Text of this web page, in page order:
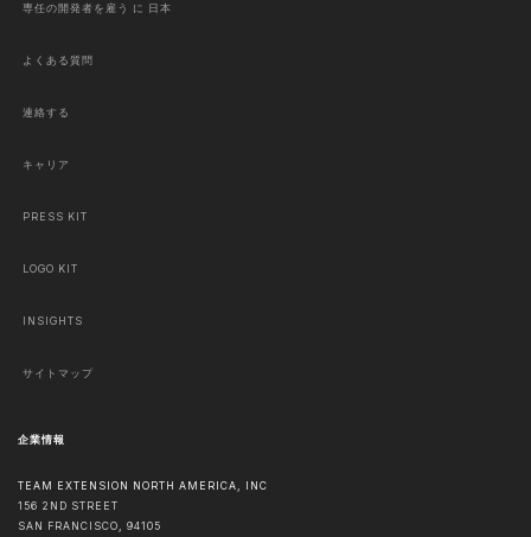
専任の開発者を雇う に 日本
よくある質問
連絡する
キャリア
PRESS KIT
LOGO KIT
INSIGHTS
サイトマップ
企業情報
TEAM EXTENSION NORTH AMERICA, INC
156 2ND STREET
SAN FRANCISCO, 94105